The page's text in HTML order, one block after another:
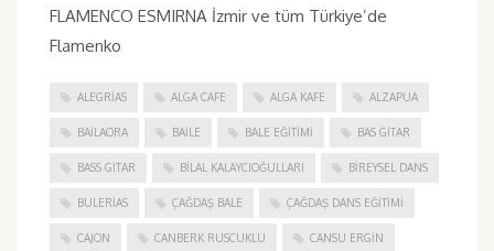
FLAMENCO ESMIRNA İzmir ve tüm Türkiye’de
Flamenko
ALEGRIAS ALGA CAFE ALGA KAFE ALZAPUA
BAILAORA BAILE BALE EĞITIMI BAS GITAR
BASS GITAR BILAL KALAYCIOĞULLARI BIREYSEL DANS
BULERIAS ÇAĞDAŞ BALE ÇAĞDAŞ DANS EĞITIMI
CAJON CANBERK RUSCUKLU CANSU ERGIN